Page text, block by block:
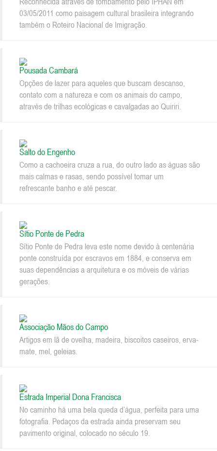
03/05/2011 como paisagem cultural brasileira integrando
também o Roteiro Nacional de Imigração.
Pousada Cambará
Opções de lazer para aqueles que buscam descanso,
contato com a natureza e com os animais do campo,
através de trilhas ecológicas e cavalgadas ao Quiriri.
Salto do Engenho
Como a cachoeira cruza a rua, do outro lado as águas são
mais calmas e rasas, sendo possível tomar um
refrescante banho e até pescar.
Sítio Ponte de Pedra
Sítio Ponte de Pedra leva este nome devido à centenária
ponte construída por escravos em 1884, e conserva em
suas dependências a arquitetura e os móveis de várias
gerações.
Associação Mãos do Campo
Artigos em lã de ovelha, madeira, biscoitos caseiros, erva-
mate, mel, geleias.
Estrada Imperial Dona Francisca
No caminho há uma bela queda d’água, perfeita para uma
fotografia. Pedaços da estrada ainda preservam seu
pavimento original, colocado no século 19.